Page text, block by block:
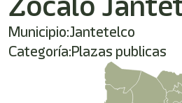
Municipio:Jantetelco
Categoría:Plazas publicas